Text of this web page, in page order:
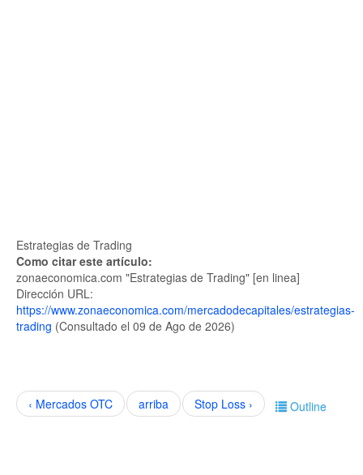
Estrategias de Trading
Como citar este artículo:
zonaeconomica.com "Estrategias de Trading" [en linea]
Dirección URL:
https://www.zonaeconomica.com/mercadodecapitales/estrategias-
trading (Consultado el 09 de Ago de 2026)
Outline
‹ Mercados OTC arriba Stop Loss ›